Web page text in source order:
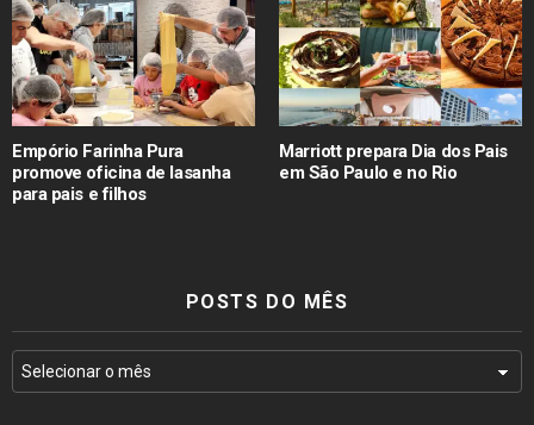
Empório Farinha Pura
promove oficina de lasanha
para pais e filhos
Marriott prepara Dia dos Pais
em São Paulo e no Rio
POSTS DO MÊS